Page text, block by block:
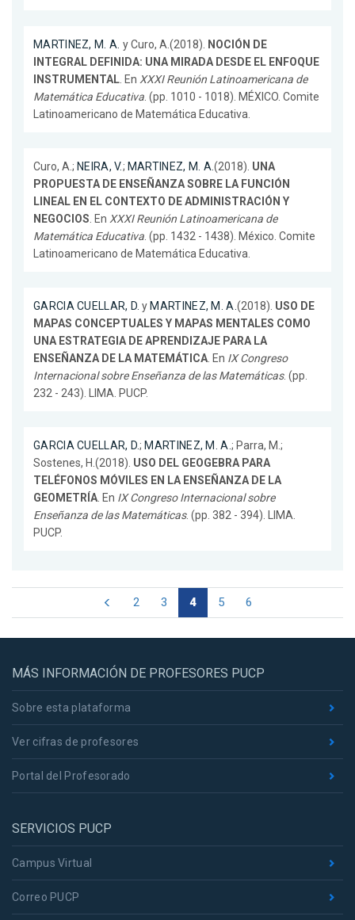
MARTINEZ, M. A. y Curo, A.(2018). NOCIÓN DE
INTEGRAL DEFINIDA: UNA MIRADA DESDE EL ENFOQUE
INSTRUMENTAL. En XXXI Reunión Latinoamericana de
Matemática Educativa. (pp. 1010 - 1018). MÉXICO. Comite
Latinoamericano de Matemática Educativa.
Curo, A.; NEIRA, V.; MARTINEZ, M. A.(2018). UNA
PROPUESTA DE ENSEÑANZA SOBRE LA FUNCIÓN
LINEAL EN EL CONTEXTO DE ADMINISTRACIÓN Y
NEGOCIOS. En XXXI Reunión Latinoamericana de
Matemática Educativa. (pp. 1432 - 1438). México. Comite
Latinoamericano de Matemática Educativa.
GARCIA CUELLAR, D. y MARTINEZ, M. A.(2018). USO DE
MAPAS CONCEPTUALES Y MAPAS MENTALES COMO
UNA ESTRATEGIA DE APRENDIZAJE PARA LA
ENSEÑANZA DE LA MATEMÁTICA. En IX Congreso
Internacional sobre Enseñanza de las Matemáticas. (pp.
232 - 243). LIMA. PUCP.
GARCIA CUELLAR, D.; MARTINEZ, M. A.; Parra, M.;
Sostenes, H.(2018). USO DEL GEOGEBRA PARA
TELÉFONOS MÓVILES EN LA ENSEÑANZA DE LA
GEOMETRÍA. En IX Congreso Internacional sobre
Enseñanza de las Matemáticas. (pp. 382 - 394). LIMA.
PUCP.
2 3 4 5 6
MÁS INFORMACIÓN DE PROFESORES PUCP
Sobre esta plataforma
Ver cifras de profesores
Portal del Profesorado
SERVICIOS PUCP
Campus Virtual
Correo PUCP